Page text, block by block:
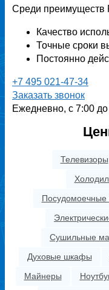
Среди преимуществ
Качество
Точные сроки
Постоянно
+7 495 021-47-34
Заказать звонок
Ежедневно, с 7:00
Телевизоры
Сушильные
Духовые шкафы
Майнеры